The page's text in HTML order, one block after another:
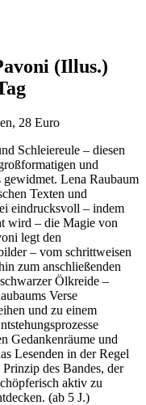
(Illus.)
28 Euro
Schleiereule – diesen
und
gewidmet. Lena Raubaum
Texten und
eindrucksvoll – indem
wird – die Magie von
legt den
– vom schrittweisen
zum anschließenden
Ölkreide –
Verse
und zu einem
Gedankenräume und
Lesenden in der Regel
des Bandes, der
aktiv zu
(ab 5 J.)